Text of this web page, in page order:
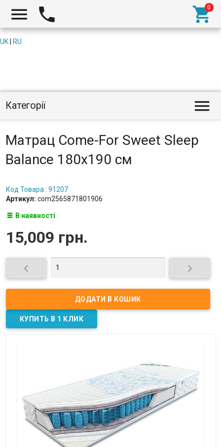
  
UK RU
Категорії 
Матрац Come-For Sweet Sleep
Balance 180x190 см
Код Товара : 91207
Артикул: com2565871801906
В наявності
15,009 грн.
 